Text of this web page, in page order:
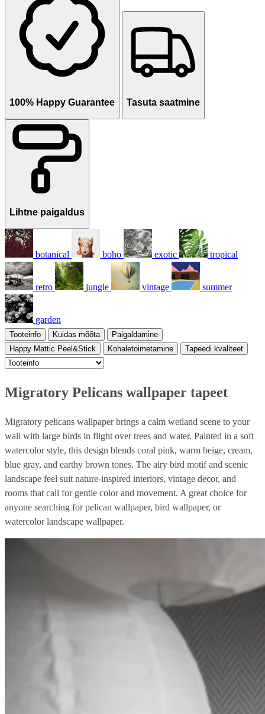
100% Happy Guarantee Tasuta saatmine
Lihtne paigaldus
botanical boho exotic tropical
retro jungle vintage summer
garden
Tooteinfo Kuidas mõõta
Paigaldamine
Happy Mattic Peel&Stick
Kohaletoimetamine Tapeedi kvaliteet
Migratory Pelicans wallpaper tapeet
Migratory pelicans wallpaper brings a calm wetland scene to your
wall with large birds in flight over trees and water. Painted in a soft
watercolor style, this design blends coral pink, warm beige, cream,
blue gray, and earthy brown tones. The airy bird motif and scenic
landscape feel suit nature-inspired interiors, vintage decor, and
rooms that call for gentle color and movement. A great choice for
anyone searching for pelican wallpaper, bird wallpaper, or
watercolor landscape wallpaper.